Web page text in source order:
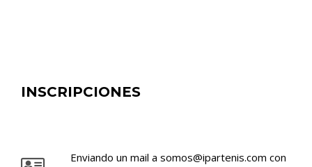
INSCRIPCIONES
Enviando un mail a somos@ipartenis.com con